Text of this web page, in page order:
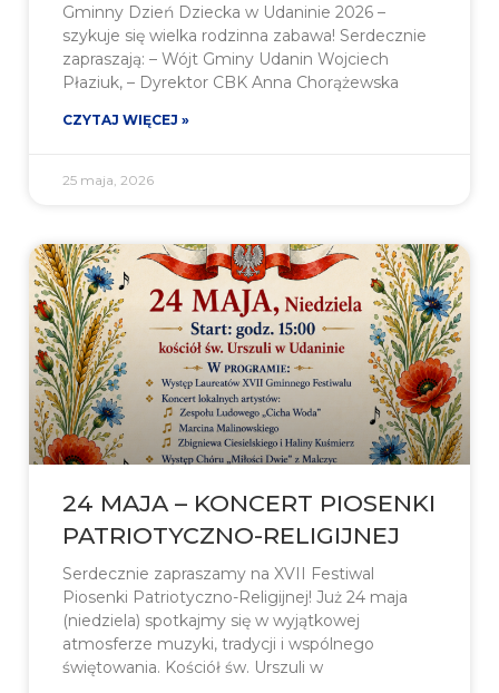
Gminny Dzień Dziecka w Udaninie 2026 –
szykuje się wielka rodzinna zabawa! Serdecznie
zapraszają: – Wójt Gminy Udanin Wojciech
Płaziuk, – Dyrektor CBK Anna Chorążewska
CZYTAJ WIĘCEJ »
25 maja, 2026
24 MAJA – KONCERT PIOSENKI
PATRIOTYCZNO-RELIGIJNEJ
Serdecznie zapraszamy na XVII Festiwal
Piosenki Patriotyczno-Religijnej! Już 24 maja
(niedziela) spotkajmy się w wyjątkowej
atmosferze muzyki, tradycji i wspólnego
świętowania. Kościół św. Urszuli w